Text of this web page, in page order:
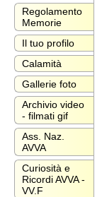
Regolamento
Memorie
Il tuo profilo
Calamità
Gallerie foto
Archivio video
- filmati gif
Ass. Naz.
AVVA
Curiosità e
Ricordi AVVA -
VV.F